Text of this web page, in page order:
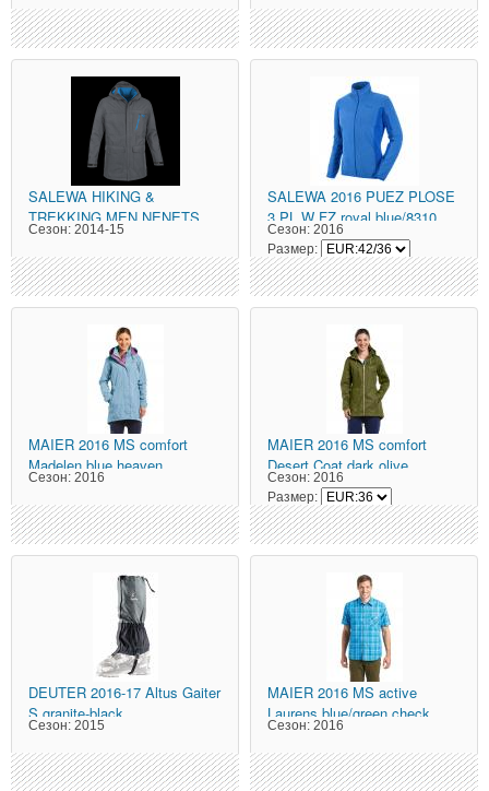
SALEWA HIKING &
TREKKING MEN NENETS
PTX/PRL M JKT carbon/
Сезон: 2014-15
SALEWA 2016 PUEZ PLOSE
3 PL W FZ royal blue/8310
Сезон: 2016
Размер:
MAIER 2016 MS comfort
Madelen blue heaven
Сезон: 2016
MAIER 2016 MS comfort
Desert Coat dark olive
Сезон: 2016
Размер:
DEUTER 2016-17 Altus Gaiter
S granite-black
Сезон: 2015
MAIER 2016 MS active
Laurens blue/green check
Сезон: 2016